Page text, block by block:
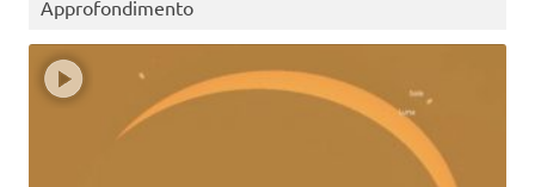
Approfondimento